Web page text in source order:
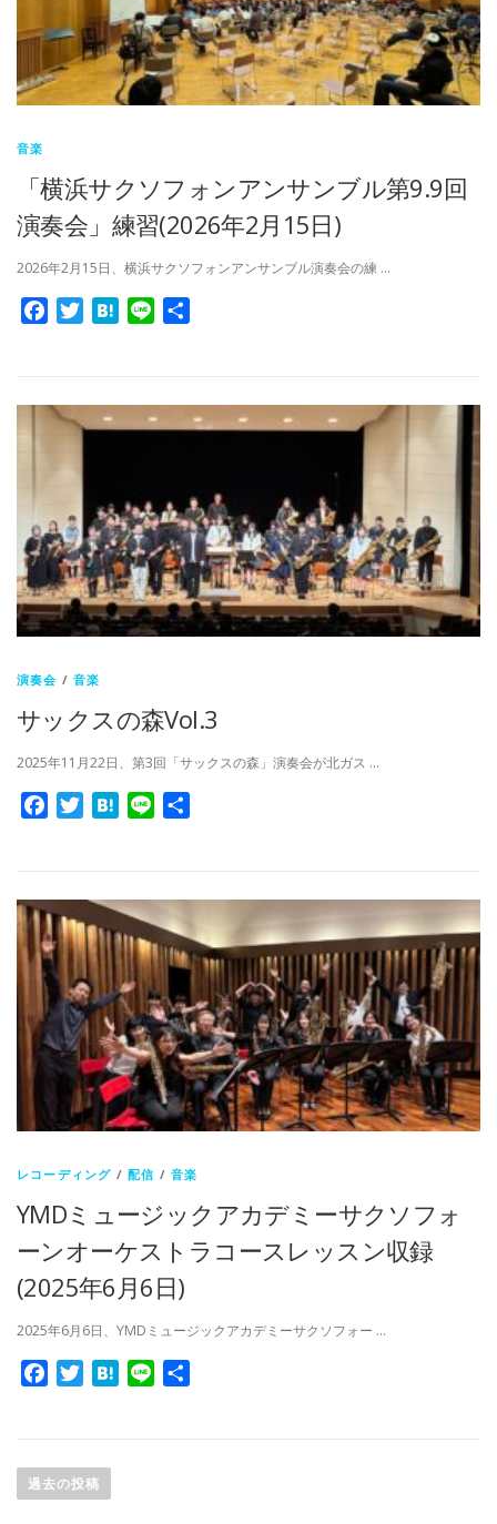
音楽
「横浜サクソフォンアンサンブル第9.9回
演奏会」練習(2026年2月15日)
2026年2月15日、横浜サクソフォンアンサンブル演奏会の練 …
FacebookTwitterHatena
Line
演奏会 /音楽
サックスの森Vol.3
2025年11月22日、第3回「サックスの森」演奏会が北ガス …
FacebookTwitterHatena
Line
レコーディング /配信 /音楽
YMDミュージックアカデミーサクソフォ
ーンオーケストラコースレッスン収録
(2025年6月6日)
2025年6月6日、YMDミュージックアカデミーサクソフォー …
FacebookTwitterHatena
Line
稿
過去の投稿